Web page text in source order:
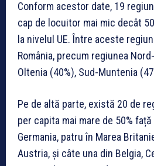
Conform acestor date, 19
cap de locuitor mai mic decât
la nivelul UE. Între aceste
România, precum regiunea
Oltenia (40%), Sud-Muntenia
Pe de altă parte, există 20 de
per capita mai mare de 50%
Germania, patru în Marea
Austria, și câte una din Belgia,